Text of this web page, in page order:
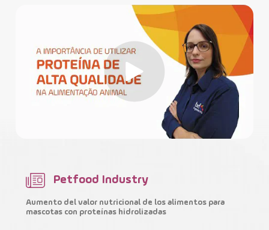
Petfood Industry
Aumento del valor nutricional de los alimentos para
mascotas con proteínas hidrolizadas